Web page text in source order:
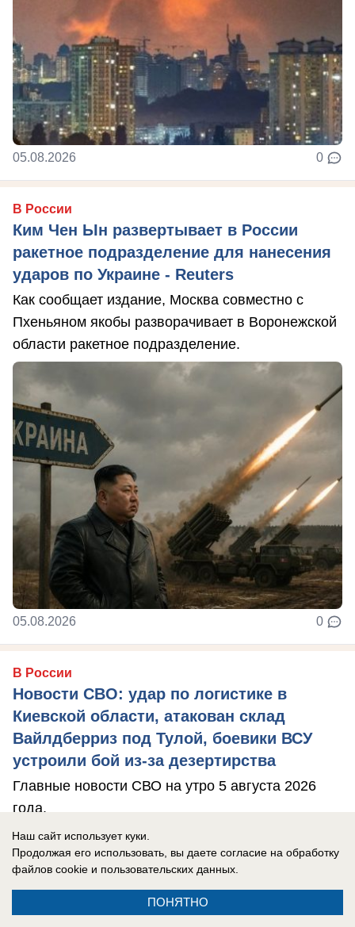
05.08.2026 0
В России
Ким Чен Ын развертывает в России
ракетное подразделение для нанесения
ударов по Украине - Reuters
Как сообщает издание, Москва совместно с
Пхеньяном якобы разворачивает в Воронежской
области ракетное подразделение.
05.08.2026 0
В России
Новости СВО: удар по логистике в
Киевской области, атакован склад
Вайлдберриз под Тулой, боевики ВСУ
устроили бой из-за дезертирства
Главные новости СВО на утро 5 августа 2026
года.
Наш сайт использует куки.
Продолжая его использовать, вы даете согласие на обработку
файлов cookie и пользовательских данных.
ПОНЯТНО